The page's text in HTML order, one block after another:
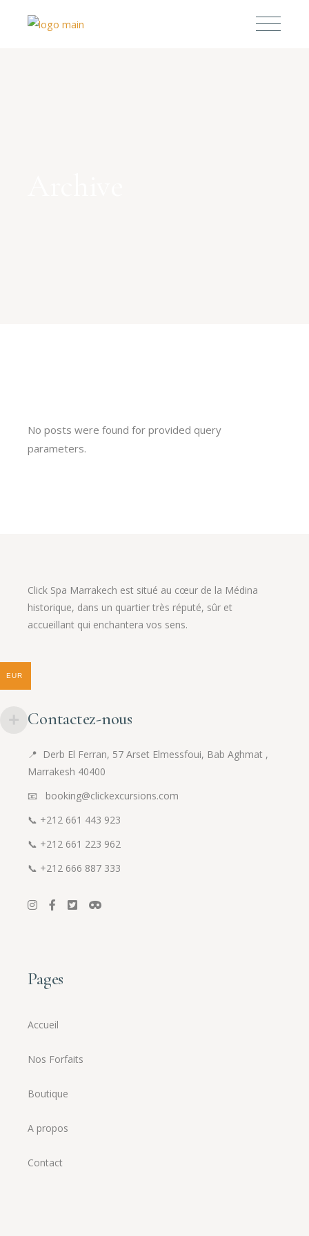
No posts were found for provided query
parameters.
Click Spa Marrakech est situé au cœur de la Médina
historique, dans un quartier très réputé, sûr et
accueillant qui enchantera vos sens.
Contactez-nous
📍 Derb El Ferran, 57 Arset Elmessfoui, Bab Aghmat ,
Marrakesh 40400
📧 booking@clickexcursions.com
📞 +212 661 443 923
📞 +212 661 223 962
📞 +212 666 887 333
Pages
Accueil
Nos Forfaits
Boutique
A propos
Contact
EUR